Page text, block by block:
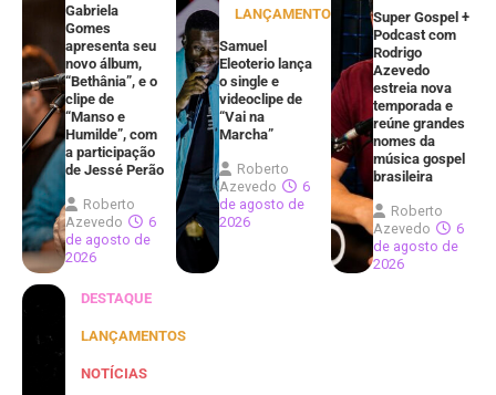
Gabriela
Gomes
apresenta seu
novo álbum,
“Bethânia”, e o
clipe de
“Manso e
Humilde”, com
a participação
de Jessé Perão
Roberto
Azevedo
6
de agosto de
2026
LANÇAMENTOS
Samuel
Eleoterio lança
o single e
videoclipe de
“Vai na
Marcha”
Roberto
Azevedo
6
de agosto de
2026
Super Gospel +
Podcast com
Rodrigo
Azevedo
estreia nova
temporada e
reúne grandes
nomes da
música gospel
brasileira
Roberto
Azevedo
6
de agosto de
2026
DESTAQUE
LANÇAMENTOS
NOTÍCIAS